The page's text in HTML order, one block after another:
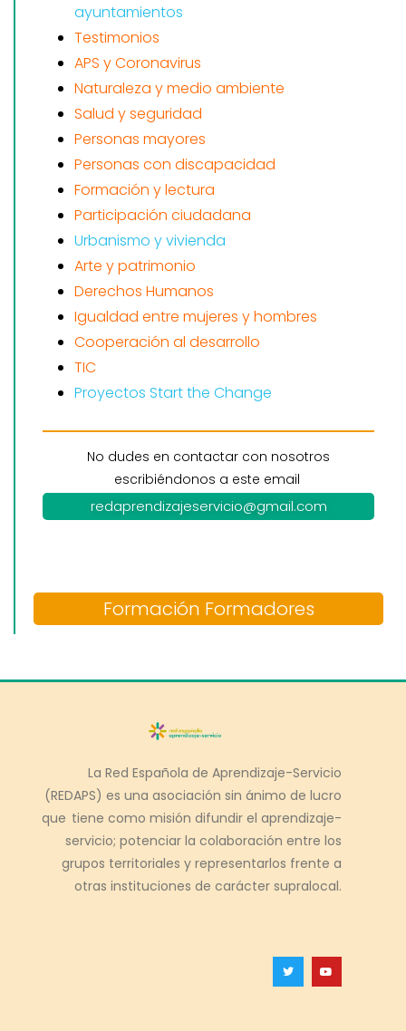
ayuntamientos
Testimonios
APS y Coronavirus
Naturaleza y medio ambiente
Salud y seguridad
Personas mayores
Personas con discapacidad
Formación y lectura
Participación ciudadana
Urbanismo y vivienda
Arte y patrimonio
Derechos Humanos
Igualdad entre mujeres y hombres
Cooperación al desarrollo
TIC
Proyectos Start the Change
No dudes en contactar con nosotros
escribiéndonos a este email
redaprendizajeservicio@gmail.com
Formación Formadores
La Red Española de Aprendizaje-Servicio
(REDAPS) es una asociación sin ánimo de lucro
que tiene como misión difundir el aprendizaje-
servicio; potenciar la colaboración entre los
grupos territoriales y representarlos frente a
otras instituciones de carácter supralocal.